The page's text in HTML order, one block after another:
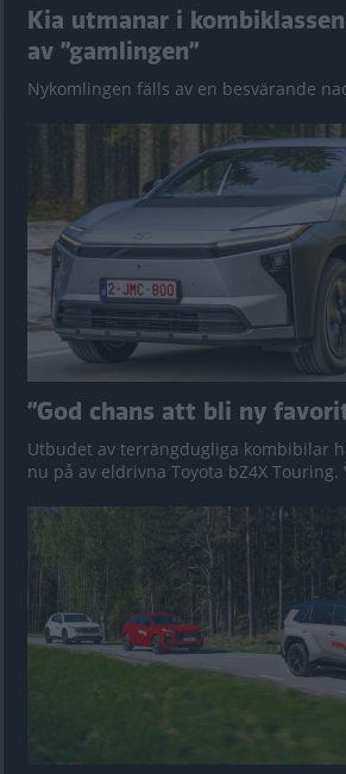
Kia utmanar i
av ”gamlingen”
Nykomlingen fälls av en besvärande
”God chans att bli ny
Utbudet av terrängdugliga kombibilar
nu på av eldrivna Toyota bZ4X Touring.